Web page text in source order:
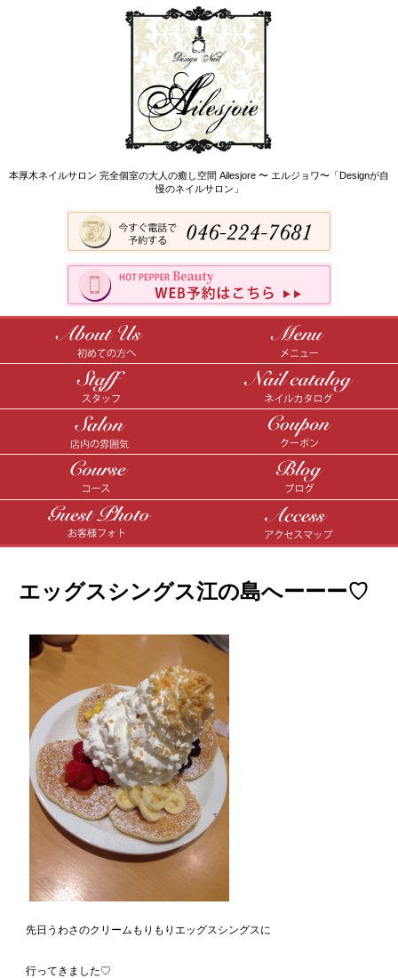
本厚木ネイルサロン 完全個室の大人の癒し空間 Ailesjore 〜 エルジョワ〜「Designが自
慢のネイルサロン」
エッグスシングス江の島へーーー♡
先日うわさのクリームもりもりエッグスシングスに
行ってきました♡